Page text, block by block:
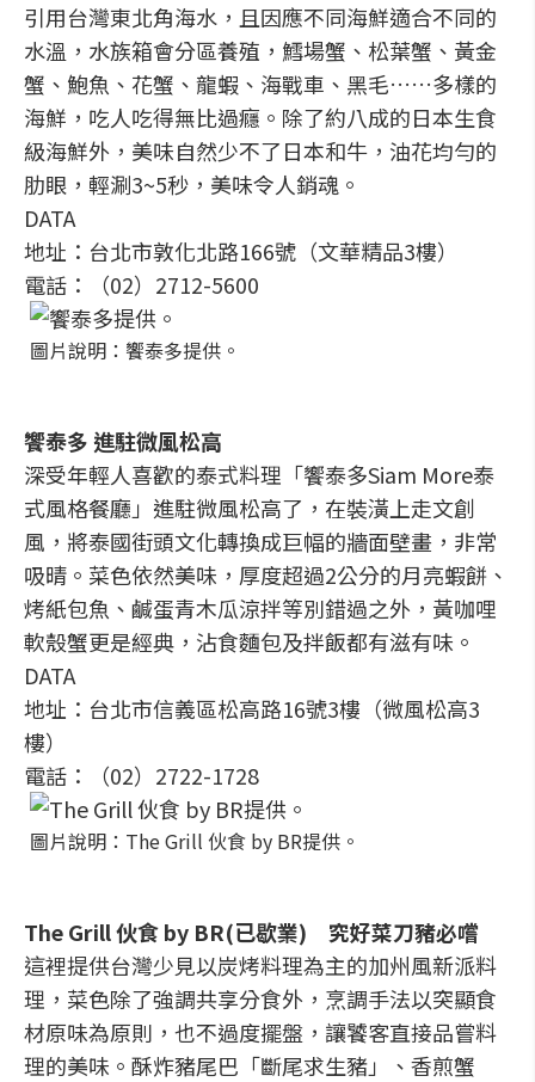
引用台灣東北角海水，且因應不同海鮮適合不同的
水溫，水族箱會分區養殖，鱈場蟹、松葉蟹、黃金
蟹、鮑魚、花蟹、龍蝦、海戰車、黑毛……多樣的
海鮮，吃人吃得無比過癮。除了約八成的日本生食
級海鮮外，美味自然少不了日本和牛，油花均勻的
肋眼，輕涮3~5秒，美味令人銷魂。
DATA
地址：台北市敦化北路166號（文華精品3樓）
電話：（02）2712-5600
圖片說明：饗泰多提供。
饗泰多 進駐微風松高
深受年輕人喜歡的泰式料理「饗泰多Siam More泰
式風格餐廳」進駐微風松高了，在裝潢上走文創
風，將泰國街頭文化轉換成巨幅的牆面壁畫，非常
吸晴。菜色依然美味，厚度超過2公分的月亮蝦餅、
烤紙包魚、鹹蛋青木瓜涼拌等別錯過之外，黃咖哩
軟殼蟹更是經典，沾食麵包及拌飯都有滋有味。
DATA
地址：台北市信義區松高路16號3樓（微風松高3
樓）
電話：（02）2722-1728
圖片說明：The Grill 伙食 by BR提供。
The Grill 伙食 by BR(已歇業) 究好菜刀豬必嚐
這裡提供台灣少見以炭烤料理為主的加州風新派料
理，菜色除了強調共享分食外，烹調手法以突顯食
材原味為原則，也不過度擺盤，讓饕客直接品嘗料
理的美味。酥炸豬尾巴「斷尾求生豬」、香煎蟹